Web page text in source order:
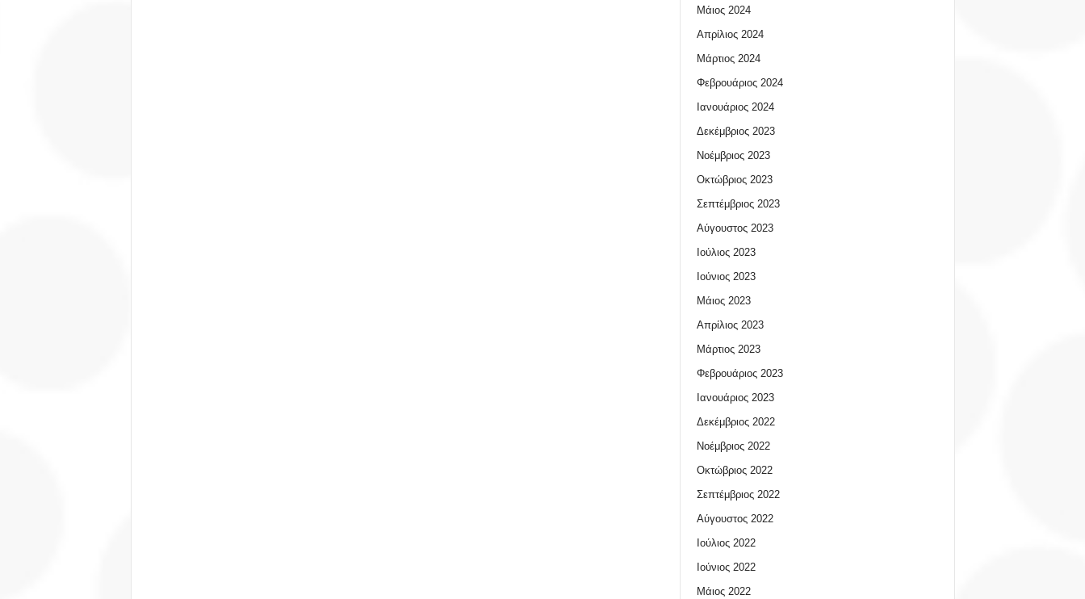
Μάιος 2024
Απρίλιος 2024
Μάρτιος 2024
Φεβρουάριος 2024
Ιανουάριος 2024
Δεκέμβριος 2023
Νοέμβριος 2023
Οκτώβριος 2023
Σεπτέμβριος 2023
Αύγουστος 2023
Ιούλιος 2023
Ιούνιος 2023
Μάιος 2023
Απρίλιος 2023
Μάρτιος 2023
Φεβρουάριος 2023
Ιανουάριος 2023
Δεκέμβριος 2022
Νοέμβριος 2022
Οκτώβριος 2022
Σεπτέμβριος 2022
Αύγουστος 2022
Ιούλιος 2022
Ιούνιος 2022
Μάιος 2022